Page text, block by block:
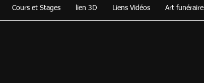
Cours et Stages lien 3D Liens Vidéos Art funéraire